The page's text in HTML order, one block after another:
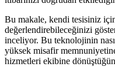
Bu makale, kendi tesisiniz
değerlendirebileceğinizi
inceliyor. Bu teknolojinin nasıl
yüksek misafir
hizmetleri ekibine